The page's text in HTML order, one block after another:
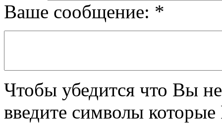
Ваше сообщение: *
Чтобы убедится что Вы
введите символы